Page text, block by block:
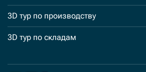
3D тур по производству
3D тур по складам